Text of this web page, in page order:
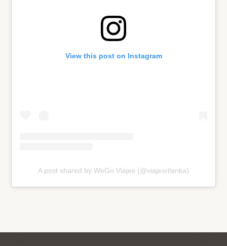
View this post on Instagram
A post shared by WeGo Viajes (@viajesrilanka)